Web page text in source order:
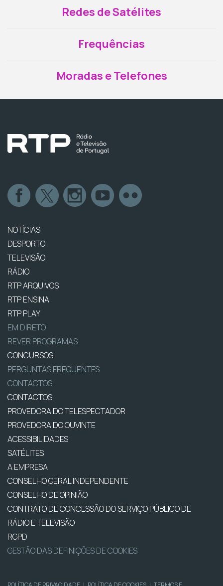
Redes de Satélites
Frequências
Moradas e Telefones
NOTÍCIAS
DESPORTO
TELEVISÃO
RÁDIO
RTP ARQUIVOS
RTP ENSINA
RTP PLAY
EM DIRETO
REVER PROGRAMAS
CONCURSOS
PERGUNTAS FREQUENTES
CONTACTOS
CONTACTOS
PROVEDORA DO TELESPECTADOR
PROVEDORA DO OUVINTE
ACESSIBILIDADES
SATÉLITES
A EMPRESA
CONSELHO GERAL INDEPENDENTE
CONSELHO DE OPINIÃO
CONTRATO DE CONCESSÃO DO SERVIÇO PÚBLICO DE
RÁDIO E TELEVISÃO
RGPD
GESTÃO DAS DEFINIÇÕES DE COOKIES